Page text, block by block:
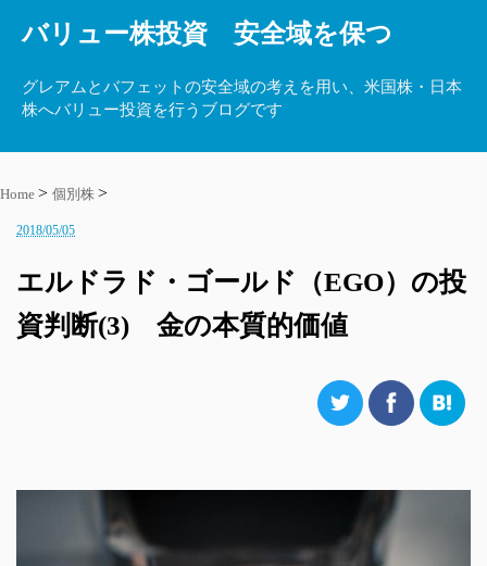
バリュー株投資 安全域を保つ
グレアムとバフェットの安全域の考えを用い、米国株・日本
株へバリュー投資を行うブログです
Home 個別株
2018/05/05
エルドラド・ゴールド（EGO）の投
資判断(3) 金の本質的価値